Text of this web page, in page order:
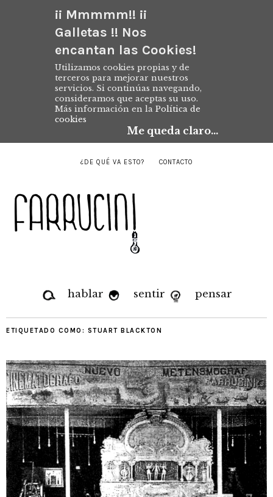
¡¡ Mmmmm!! ¡¡
Galletas !! Nos
encantan las Cookies!
Utilizamos cookies propias y de
terceros para mejorar nuestros
servicios. Si continúas navegando,
consideramos que aceptas su uso.
Más información en la Política de
cookies
Me queda claro...
¿DE QUÉ VA ESTO? CONTACTO
hablar sentir pensar
ETIQUETADO COMO: STUART BLACKTON